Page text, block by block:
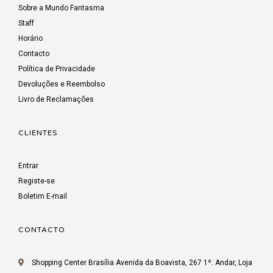
Sobre a Mundo Fantasma
Staff
Horário
Contacto
Política de Privacidade
Devoluções e Reembolso
Livro de Reclamações
CLIENTES
Entrar
Registe-se
Boletim E-mail
CONTACTO
Shopping Center Brasília Avenida da Boavista, 267 1º. Andar, Loja